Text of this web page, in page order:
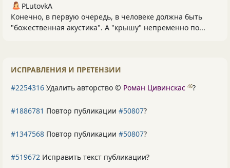
PLutоvkА
Конечно, в первую очередь, в человеке должна быть
"божественная акустика". А "крышу" непременно по...
ИСПРАВЛЕНИЯ И ПРЕТЕНЗИИ
#2254316 Удалить авторство © Роман Цивинскас 46?
#1886781 Повтор публикации #50807?
#1347568 Повтор публикации #50807?
#519672 Исправить текст публикации?